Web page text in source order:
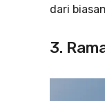
dari
3.